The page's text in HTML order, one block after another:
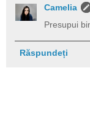
Camelia
Presupui
Răspundeți